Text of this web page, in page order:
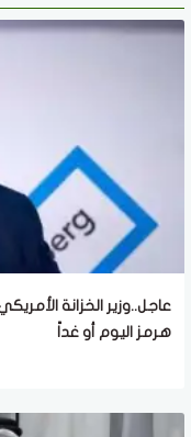
عاجل..وزير الخزانة
هرمز اليوم أو غداً